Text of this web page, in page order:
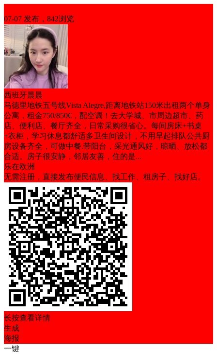
07-07 发布，842浏览
西班牙晨晨
马德里地铁五号线Vista Alegre,距离地铁站150米出租两个单身
公寓，租金750/850€，配空调！去大学城、市周边超市、药
店、便利店、餐厅齐全，日常采购很省心。每间房床+书桌
+衣柜，学习休息都舒适多卫生间设计，不用早起排队公共厨
房设备齐全，可做中餐.带阳台，采光通风好，晾晒、放松都
合适。房子很安静，邻居友善，住的是...
乐在欧洲
无需注册，直接发布便民信息、找工作、租房子、找好店。
长按查看详情
生成
海报
一键